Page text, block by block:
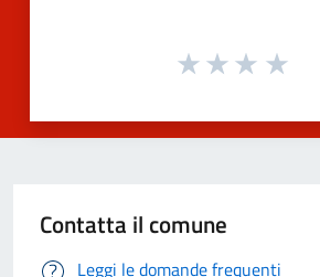
Contatta il comune
Leggi le domande frequenti